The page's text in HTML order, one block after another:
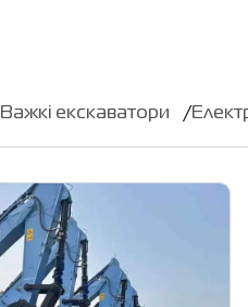
Важкі екскаватори